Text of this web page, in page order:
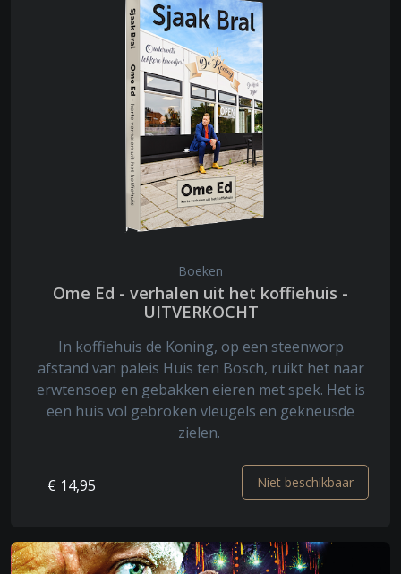
Boeken
Ome Ed - verhalen uit het koffiehuis -
UITVERKOCHT
In koffiehuis de Koning, op een steenworp
afstand van paleis Huis ten Bosch, ruikt het naar
erwtensoep en gebakken eieren met spek. Het is
een huis vol gebroken vleugels en gekneusde
zielen.
€ 14,95 Niet beschikbaar